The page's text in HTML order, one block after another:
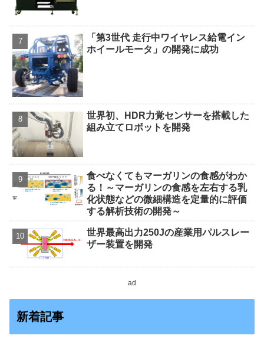
「第3世代 走行中ワイヤレス給電イン
ホイールモータ」の開発に成功
世界初、HDR力覚センサーを搭載した
組み立てロボットを開発
食べなくてもマーガリンの食感がわか
る！～マーガリンの食感を左右する乳
化状態などの微細構造を定量的に評価
する解析技術の開発～
世界最高出力250Jの産業用パルスレー
ザー装置を開発
ad
新着記事